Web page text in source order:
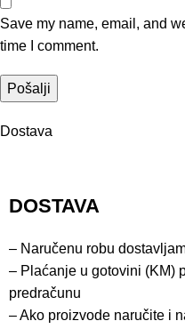
Save my name, email, and
time I comment.
Dostava
DOSTAVA
– Naručenu robu
– Plaćanje u gotovini (KM)
predračunu
– Ako proizvode naručite i